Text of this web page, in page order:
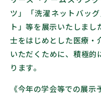
ツ」「洗濯ネットバッ
ト」等を展示いたしま
士をはじめとした医療・
いただくために、積極的
ります。
《今年の学会等での展示